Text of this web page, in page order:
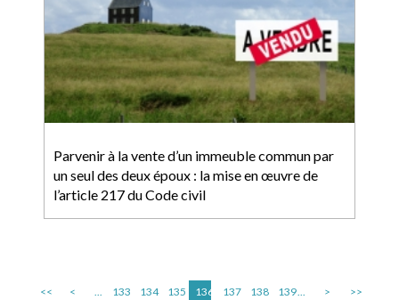
Parvenir à la vente d’un immeuble commun par
un seul des deux époux : la mise en œuvre de
l’article 217 du Code civil
<< < ... 133 134 135 136 137 138 139... > >>